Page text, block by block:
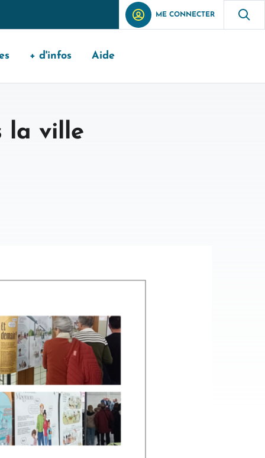
ME CONNECTER
+ d'infos Aide
la ville